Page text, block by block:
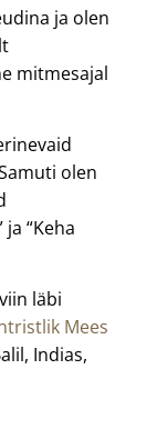
ja olen
mitmesajal
olen
“Keha
läbi
Mees
Indias,